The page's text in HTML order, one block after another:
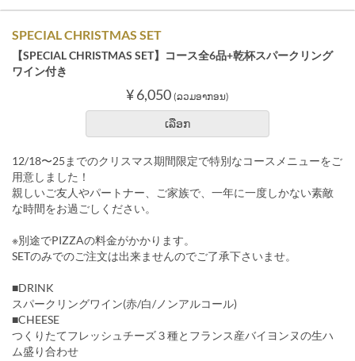
SPECIAL CHRISTMAS SET
【SPECIAL CHRISTMAS SET】コース全6品+乾杯スパークリング
ワイン付き
¥ 6,050 (ລວມອາກອນ)
ເລືອກ
12/18〜25までのクリスマス期間限定で特別なコースメニューをご
用意しました！
親しいご友人やパートナー、ご家族で、一年に一度しかない素敵
な時間をお過ごしください。
※別途でPIZZAの料金がかかります。
SETのみでのご注文は出来ませんのでご了承下さいませ。
■DRINK
スパークリングワイン(赤/白/ノンアルコール)
■CHEESE
つくりたてフレッシュチーズ３種とフランス産バイヨンヌの生ハ
ム盛り合わせ